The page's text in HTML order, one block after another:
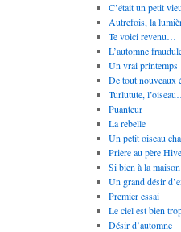
C’était un petit
Autrefois, la
Te voici revenu…
L’automne
Un vrai printemps
De tout nouveaux
Turlutute,
Puanteur
La rebelle
Un petit oiseau
Prière au père
Si bien à la
Un grand désir
Premier essai
Le ciel est bien
Désir d’automne